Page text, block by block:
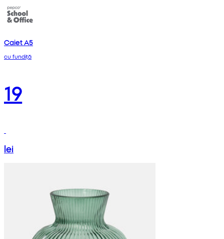
Caiet A5
cu fundiță
19
lei